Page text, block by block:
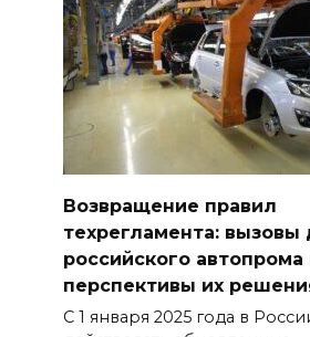
Возвращение правил
техрегламента: вызовы
российского автопрома
перспективы их
С 1 января 2025 года в